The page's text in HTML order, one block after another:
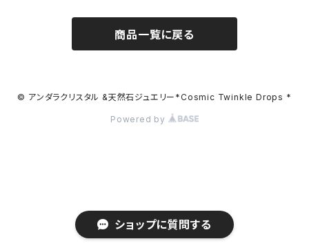
ショップに質問する
レアカラー
Celestial Heart
Celestial Sapphire
ピンクトルマリン
アクアマリン
商品一覧に戻る
© アンダラクリスタル &天然石ジュエリー*Cosmic Twinkle Drops *
Powered by